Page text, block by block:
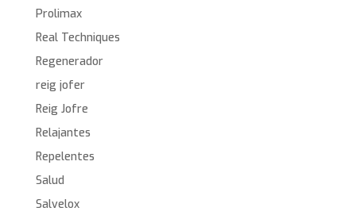
Prolimax
Real Techniques
Regenerador
reig jofer
Reig Jofre
Relajantes
Repelentes
Salud
Salvelox